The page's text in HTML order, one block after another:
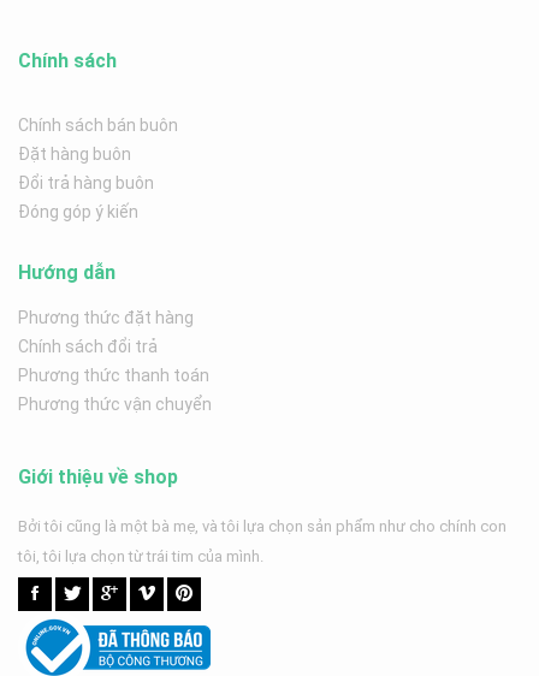
Chính sách
Chính sách bán buôn
Đặt hàng buôn
Đổi trả hàng buôn
Đóng góp ý kiến
Hướng dẫn
Phương thức đặt hàng
Chính sách đổi trả
Phương thức thanh toán
Phương thức vận chuyển
Giới thiệu về shop
Bởi tôi cũng là một bà mẹ, và tôi lựa chọn sản phẩm như cho chính con
tôi, tôi lựa chọn từ trái tim của mình.